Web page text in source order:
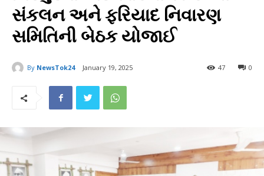
સંકલન અને ફરિયાદ નિવારણ
સમિતિની બેઠક યોજાઈ
By NewsTok24 January 19, 2025 0
47